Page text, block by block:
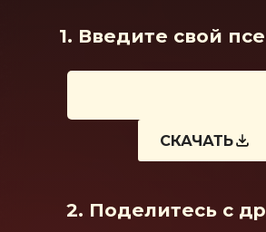
1. Введите свой
СКАЧАТЬ
2. Поделитесь с